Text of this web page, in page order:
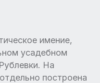
имение,
усадебном
На
построена